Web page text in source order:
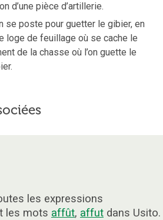
d’une pièce d’artillerie.
se poste pour guetter le gibier, en
loge de feuillage où se cache le
de la chasse où l’on guette le
les expressions
les mots affût, affut dans Usito.